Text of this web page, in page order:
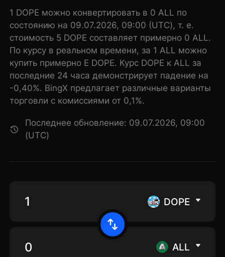
1 DOPE можно конвертировать в 0 ALL по
состоянию на 09.07.2026, 09:00 (UTC), т. е.
стоимость 5 DOPE составляет примерно 0 ALL.
По курсу в реальном времени, за 1 ALL можно
купить примерно E DOPE. Курс DOPE к ALL за
последние 24 часа демонстрирует падение на
-0,40%. BingX предлагает различные варианты
торговли с комиссиями от 0,1%.
Последнее обновление: 09.07.2026, 09:00
(UTC)
DOPE
ALL